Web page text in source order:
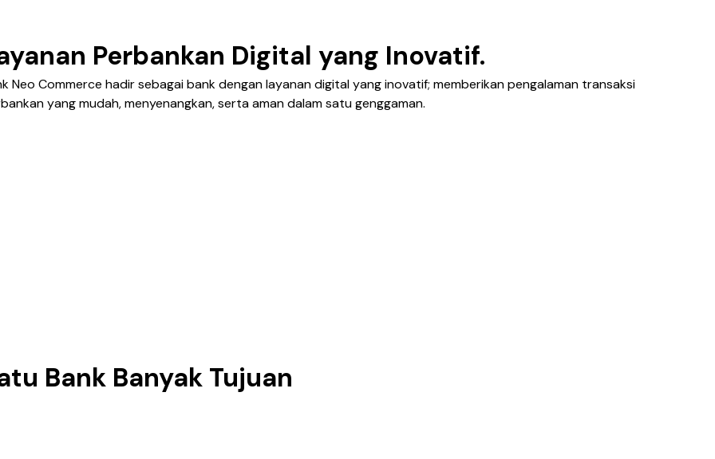
Perbankan Digital yang Inovatif.
Neo Commerce hadir sebagai bank dengan layanan digital yang inovatif; memberikan pengalaman transaksi
yang mudah, menyenangkan, serta aman dalam satu genggaman.
Bank Banyak Tujuan